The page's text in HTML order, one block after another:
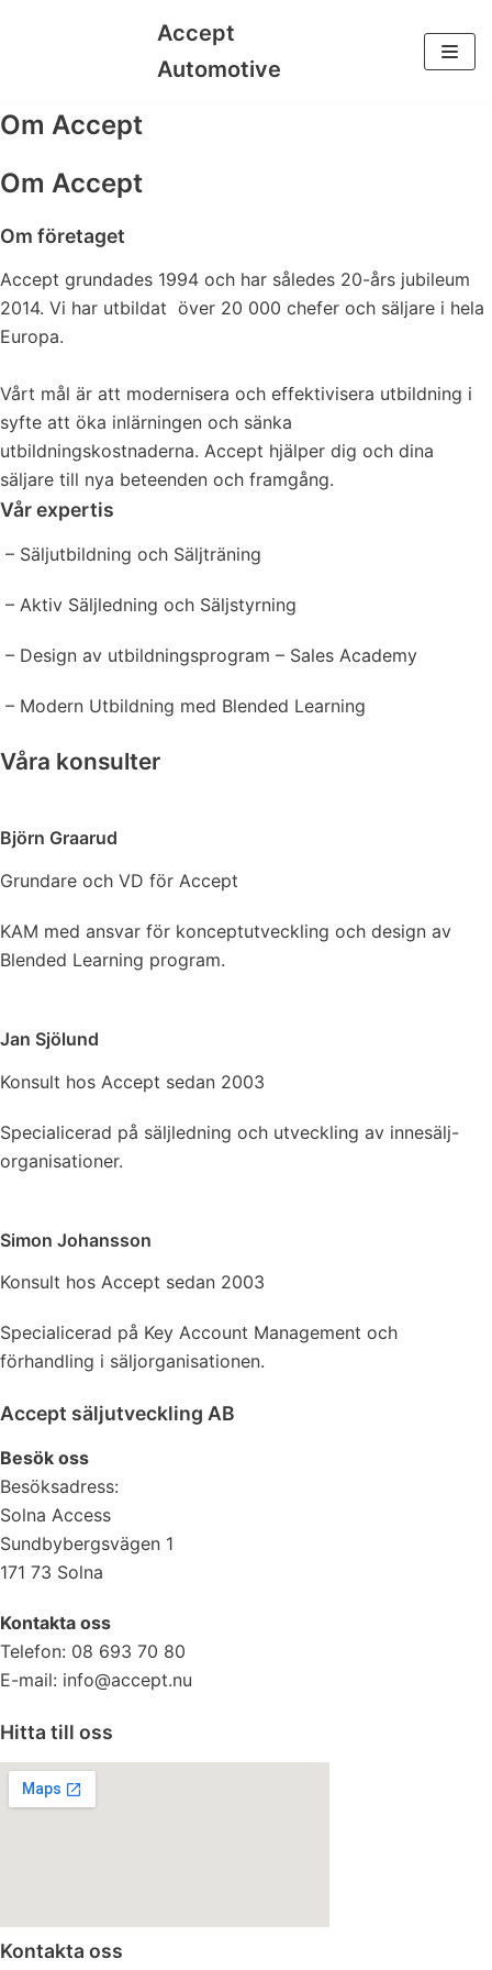
innehåll
Accept
Automotive
Om Accept
Om Accept
Om företaget
Accept grundades 1994 och har således 20-års jubileum
2014. Vi har utbildat över 20 000 chefer och säljare i hela
Europa.
Vårt mål är att modernisera och effektivisera utbildning i
syfte att öka inlärningen och sänka
utbildningskostnaderna. Accept hjälper dig och dina
säljare till nya beteenden och framgång.
Vår expertis
– Säljutbildning och Säljträning
– Aktiv Säljledning och Säljstyrning
– Design av utbildningsprogram – Sales Academy
– Modern Utbildning med Blended Learning
Våra konsulter
Björn Graarud
Grundare och VD för Accept
KAM med ansvar för konceptutveckling och design av
Blended Learning program.
Jan Sjölund
Konsult hos Accept sedan 2003
Specialicerad på säljledning och utveckling av innesälj-
organisationer.
Simon Johansson
Konsult hos Accept sedan 2003
Specialicerad på Key Account Management och
förhandling i säljorganisationen.
Accept säljutveckling AB
Besök oss
Besöksadress:
Solna Access
Sundbybergsvägen 1
171 73 Solna
Kontakta oss
Telefon: 08 693 70 80
E-mail: info@accept.nu
Hitta till oss
Kontakta oss